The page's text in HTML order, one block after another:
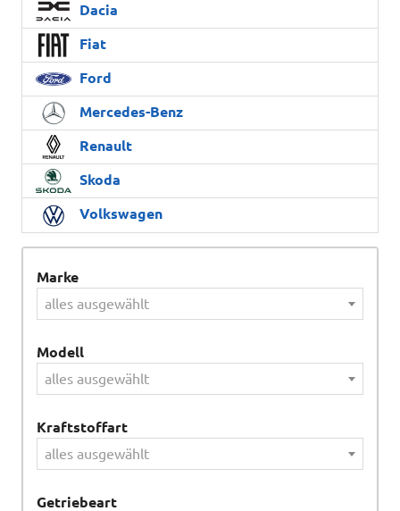
Dacia
Fiat
Ford
Mercedes-Benz
Renault
Skoda
Volkswagen
Marke
alles ausgewählt
Modell
alles ausgewählt
Kraftstoffart
alles ausgewählt
Getriebeart